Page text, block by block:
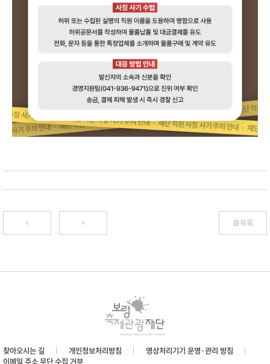
목록
찾아오시는 길 개인정보처리방침
영상처리기기 운영·관리 방침
이메일 주소 무단 수집 거부